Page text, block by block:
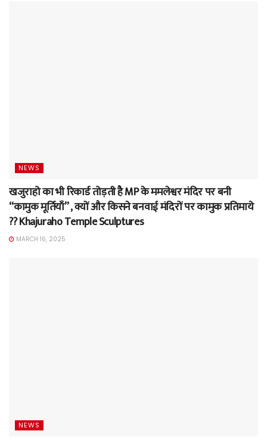
NEWS
खजुराहो का भी रिकार्ड तोड़ती है MP के ममलेश्वर मंदिर पर बनी
“कामुक मूर्तियाँ” , क्यों और किसने बनवाई मंदिरों पर कामुक प्रतिमाये
?? Khajuraho Temple Sculptures
MARCH 16, 2025
NEWS